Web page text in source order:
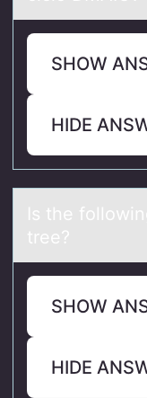
SHOW
HIDE
Is the
tree?
SHOW
HIDE